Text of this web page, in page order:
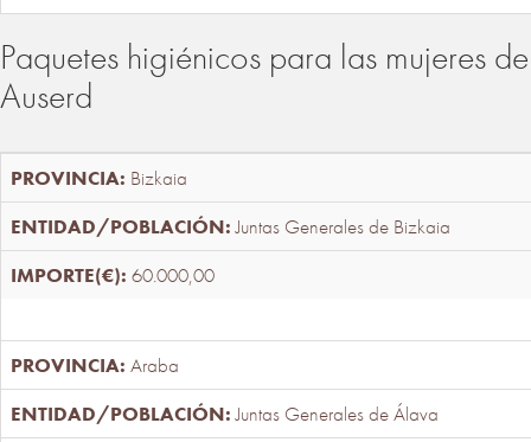
Paquetes higiénicos para las mujeres
Auserd
Bizkaia
Juntas Generales de Bizkaia
60.000,00
Araba
Juntas Generales de Álava